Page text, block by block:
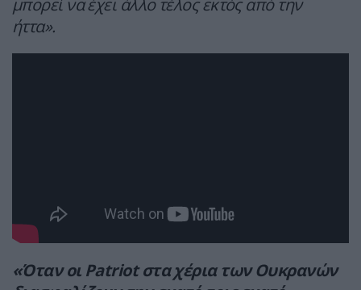
μπορεί να έχει άλλο τέλος εκτός από την
ήττα».
«Όταν οι Patriot στα χέρια των Ουκρανών